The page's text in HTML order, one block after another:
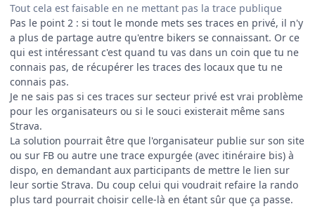
Tout cela est faisable en ne mettant pas la trace publique
Pas le point 2 : si tout le monde mets ses traces en privé, il n'y
a plus de partage autre qu'entre bikers se connaissant. Or ce
qui est intéressant c'est quand tu vas dans un coin que tu ne
connais pas, de récupérer les traces des locaux que tu ne
connais pas.
Je ne sais pas si ces traces sur secteur privé est vrai problème
pour les organisateurs ou si le souci existerait même sans
Strava.
La solution pourrait être que l'organisateur publie sur son site
ou sur FB ou autre une trace expurgée (avec itinéraire bis) à
dispo, en demandant aux participants de mettre le lien sur
leur sortie Strava. Du coup celui qui voudrait refaire la rando
plus tard pourrait choisir celle-là en étant sûr que ça passe.